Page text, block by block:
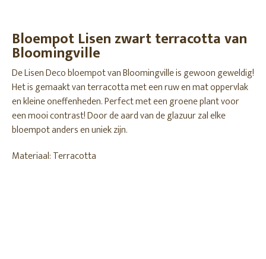
Bloempot Lisen zwart terracotta van
Bloomingville
De Lisen Deco bloempot van Bloomingville is gewoon geweldig!
Het is gemaakt van terracotta met een ruw en mat oppervlak
en kleine oneffenheden. Perfect met een groene plant voor
een mooi contrast! Door de aard van de glazuur zal elke
bloempot anders en uniek zijn.
Materiaal: Terracotta